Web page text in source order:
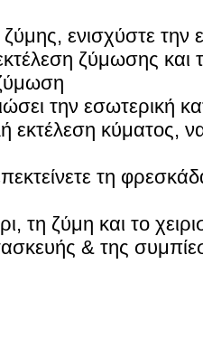
ενισχύστε την
ζύμωσης και
την εσωτερική
εκτέλεση κύματος,
τη
τη ζύμη και το
& της